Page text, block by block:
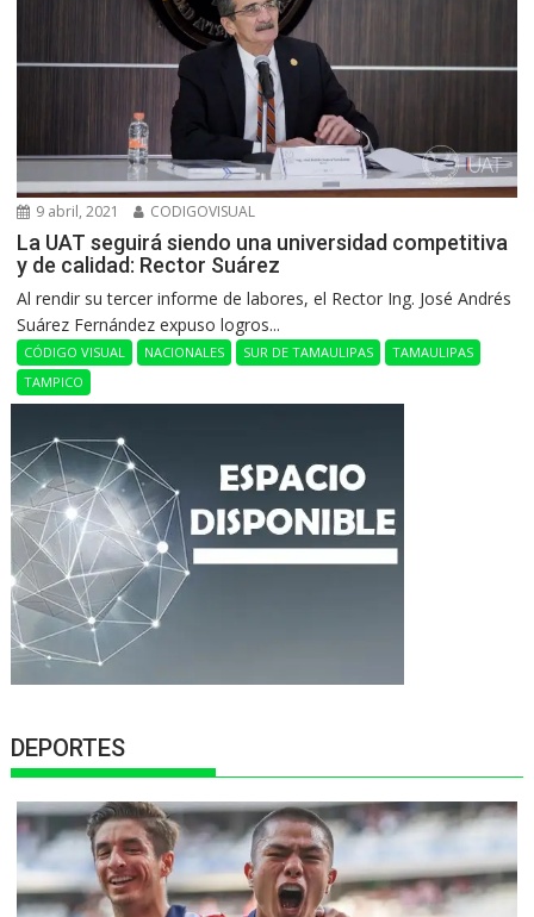
9 abril, 2021 CODIGOVISUAL
La UAT seguirá siendo una universidad competitiva
y de calidad: Rector Suárez
Al rendir su tercer informe de labores, el Rector Ing. José Andrés
Suárez Fernández expuso logros...
CÓDIGO VISUAL NACIONALES SUR DE TAMAULIPAS
TAMAULIPAS
TAMPICO
DEPORTES